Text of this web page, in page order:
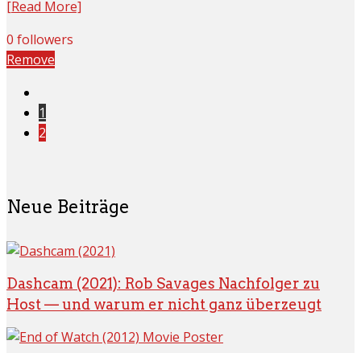
[Read More]
0 followers
Remove
1
2
Neue Beiträge
Dashcam (2021): Rob Savages Nachfolger zu
Host — und warum er nicht ganz überzeugt